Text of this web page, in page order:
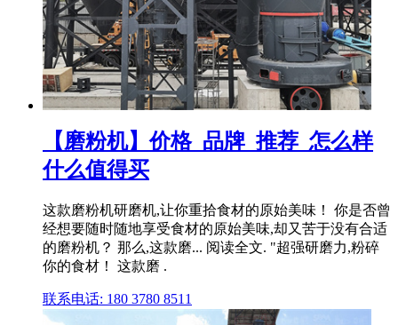
【磨粉机】价格_品牌_推荐_怎么样
什么值得买
这款磨粉机研磨机,让你重拾食材的原始美味！ 你是否曾
经想要随时随地享受食材的原始美味,却又苦于没有合适
的磨粉机？ 那么,这款磨... 阅读全文. "超强研磨力,粉碎
你的食材！ 这款磨 .
联系电话: 180 3780 8511